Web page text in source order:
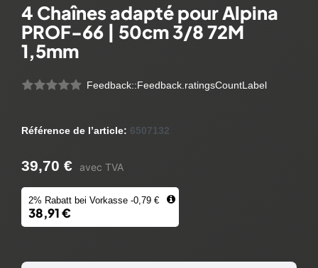
4 Chaînes adapté pour Alpina
PROF-66 | 50cm 3/8 72M
1,5mm
Feedback::Feedback.ratingsCountLabel
Référence de l’article: 6507132
39,70 € avec TVA
2% Rabatt bei Vorkasse -0,79 €
38,91 €